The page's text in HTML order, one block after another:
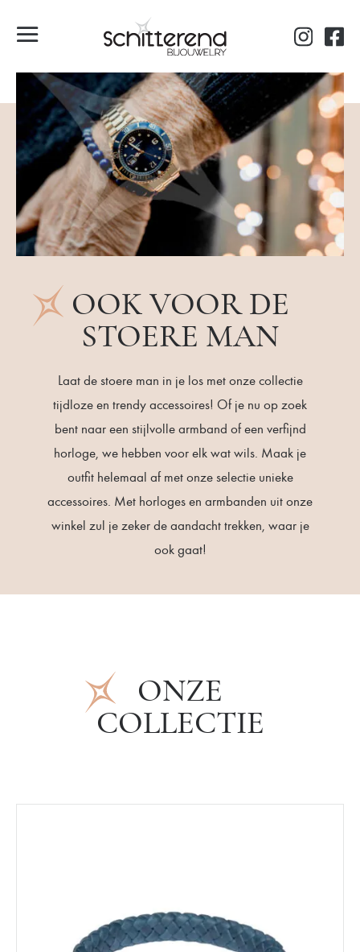
OOK VOOR DE
STOERE MAN
Laat de stoere man in je los met onze collectie
tijdloze en trendy accessoires! Of je nu op zoek
bent naar een stijlvolle armband of een verfijnd
horloge, we hebben voor elk wat wils. Maak je
outfit helemaal af met onze selectie unieke
accessoires. Met horloges en armbanden uit onze
winkel zul je zeker de aandacht trekken, waar je
ook gaat!
ONZE
COLLECTIE